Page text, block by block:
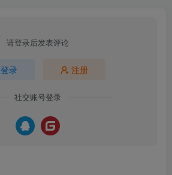
请登录后发表评论
登录 注册
社交账号登录